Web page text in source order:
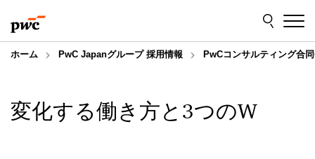
to
content
to
footer
ホーム PwC Japanグループ 採用情報 PwCコンサルティング合
変化する働き方と3つのW